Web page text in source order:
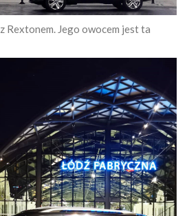
Rextonem. Jego owocem jest ta